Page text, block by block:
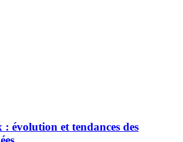
: évolution et tendances des